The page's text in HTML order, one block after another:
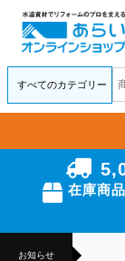
在庫商
お知らせ